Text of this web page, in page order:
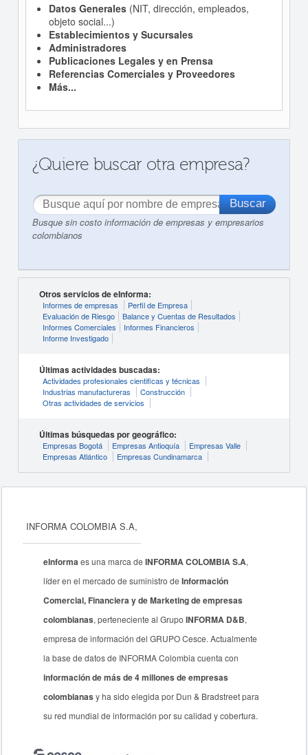
Datos Generales(NIT, dirección, empleados,
objeto social...)
Establecimientos y Sucursales
Administradores
Publicaciones Legales y en Prensa
Referencias Comerciales y Proveedores
Más...
¿Quiere buscar otra empresa?
Busque sin costo información de empresas y empresarios
colombianos
Otros servicios de eInforma:
Informes de empresas
Perfil de Empresa
Evaluación de Riesgo
Balance y Cuentas de Resultados
Informes Comerciales
Informes Financieros
Informe Investigado
Últimas actividades buscadas:
Actividades profesionales cientificas y técnicas
Industrias manufactureras
Construcción
Otras actividades de servicios
Últimas búsquedas por geográfico:
Empresas Bogotá Empresas Antioquía
Empresas Valle
Empresas Atlántico
Empresas Cundinamarca
INFORMA COLOMBIA S.A,
eInformaes una marca deINFORMA COLOMBIA S.A,
líder en el mercado de suministro deInformación
Comercial, Financiera y de Marketing de empresas
colombianas, perteneciente al GrupoINFORMA D&B,
empresa de información del GRUPO Cesce. Actualmente
la base de datos de INFORMA Colombia cuenta con
información de más de 4 millones de empresas
colombianas y ha sido elegida por Dun & Bradstreet para
su red mundial de información por su calidad y cobertura.